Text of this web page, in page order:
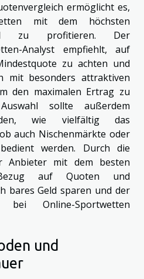
ermöglicht es,
mit dem höchsten
zu profitieren. Der
Analyst empfiehlt, auf
zu achten und
mit besonders attraktiven
den maximalen Ertrag zu
sollte außerdem
wie vielfältig das
auch Nischenmärkte oder
werden. Durch die
Anbieter mit dem besten
auf Quoten und
bares Geld sparen und der
Online-Sportwetten
und